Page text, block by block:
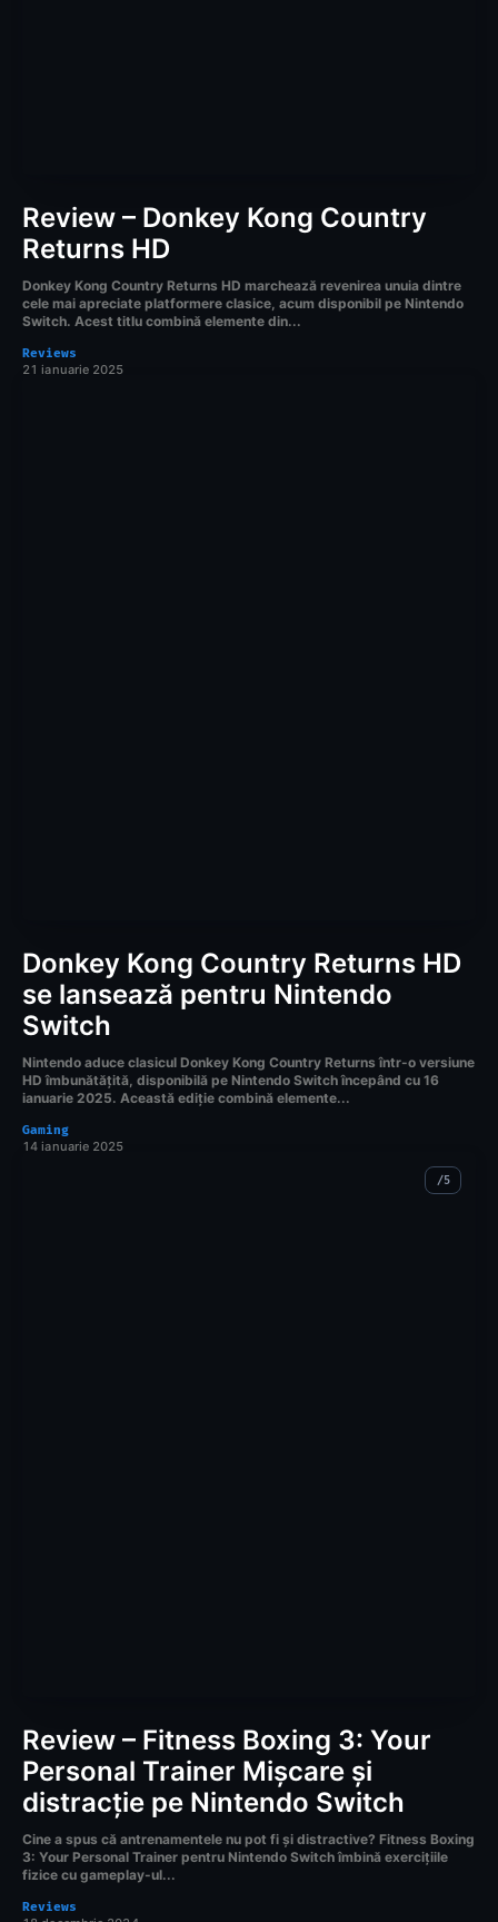
Review – Donkey Kong Country
Returns HD
Donkey Kong Country Returns HD marchează revenirea unuia dintre
cele mai apreciate platformere clasice, acum disponibil pe Nintendo
Switch. Acest titlu combină elemente din...
Reviews
21 ianuarie 2025
Donkey Kong Country Returns HD
se lansează pentru Nintendo
Switch
Nintendo aduce clasicul Donkey Kong Country Returns într-o versiune
HD îmbunătățită, disponibilă pe Nintendo Switch începând cu 16
ianuarie 2025. Această ediție combină elemente...
Gaming
14 ianuarie 2025
Review – Fitness Boxing 3: Your
Personal Trainer Mișcare și
distracție pe Nintendo Switch
Cine a spus că antrenamentele nu pot fi și distractive? Fitness Boxing
3: Your Personal Trainer pentru Nintendo Switch îmbină exercițiile
fizice cu gameplay-ul...
Reviews